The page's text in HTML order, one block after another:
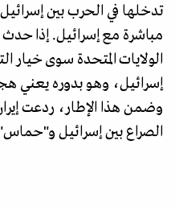
تدخلها في الحرب بين
مباشرة مع إسرائيل. إذا
الولايات المتحدة سوى خيار
إسرائيل، وهو بدوره يعني
وضمن هذا الإطار، ردعت
الصراع بين إسرائيل